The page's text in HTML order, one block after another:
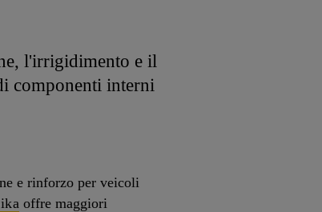
l'irrigidimento e il
componenti interni
e rinforzo per veicoli
offre maggiori